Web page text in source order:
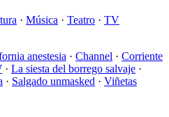
· Música · Teatro · TV
anestesia · Channel · Corriente
· La siesta del borrego salvaje ·
· Salgado unmasked · Viñetas